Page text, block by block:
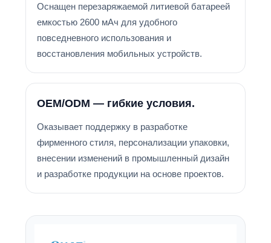
Оснащен перезаряжаемой литиевой батареей
емкостью 2600 мАч для удобного
повседневного использования и
восстановления мобильных устройств.
OEM/ODM — гибкие условия.
Оказывает поддержку в разработке
фирменного стиля, персонализации упаковки,
внесении изменений в промышленный дизайн
и разработке продукции на основе проектов.